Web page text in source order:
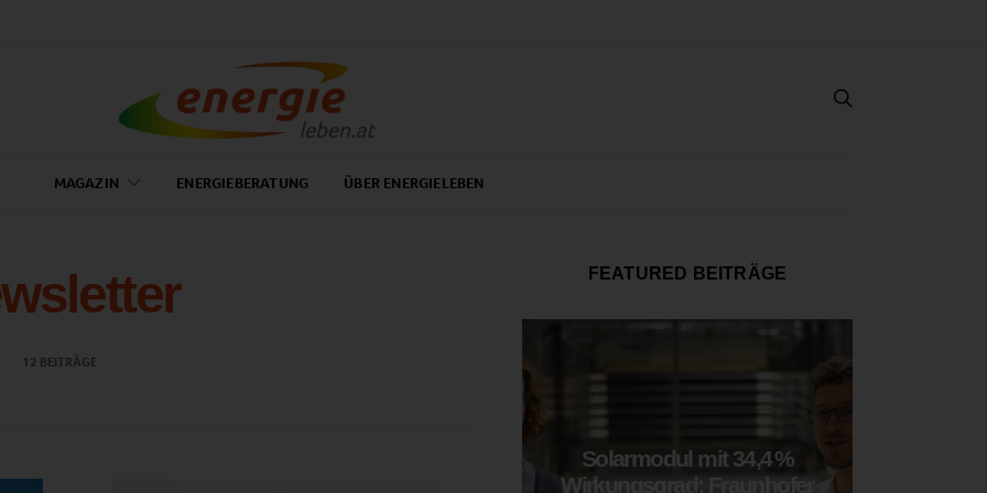
MAGAZIN ENERGIEBERATUNG ÜBER ENERGIELEBEN
12 BEITRÄGE
FEATURED BEITRÄGE
Solarmodul mit 34,4 %
Wirkungsgrad: Fraunhofer